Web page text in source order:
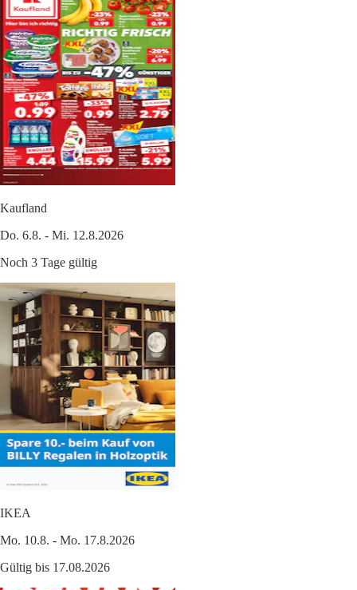
Kaufland
Do. 6.8. - Mi. 12.8.2026
Noch 3 Tage gültig
IKEA
Mo. 10.8. - Mo. 17.8.2026
Gültig bis 17.08.2026